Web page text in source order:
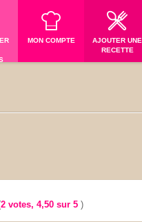
MON COMPTE
AJOUTER UNE
RECETTE
2 votes,4,50 sur 5)